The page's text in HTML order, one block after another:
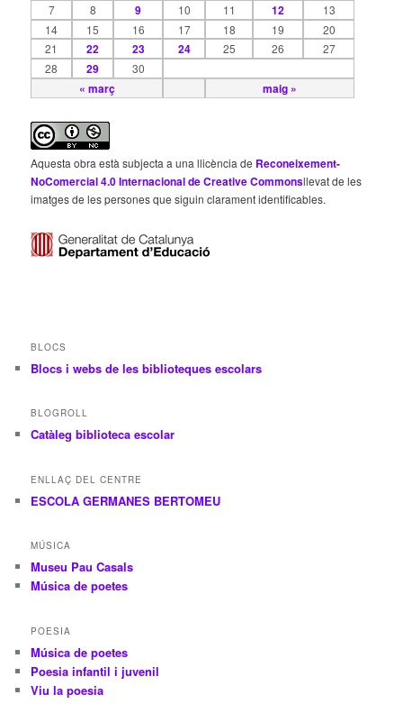
« març maig »
7 8 9 10 11 12
13
14
15 16 17 18 19
20
21
22 23 24 25 26
27
28
29 30
Aquesta obra està subjecta a una llicència de Reconeixement-
NoComercial 4.0 Internacional de Creative Commonsllevat de les
imatges de les persones que siguin clarament identificables.
BLOCS
Blocs i webs de les biblioteques escolars
BLOGROLL
Catàleg biblioteca escolar
ENLLAÇ DEL CENTRE
ESCOLA GERMANES BERTOMEU
MÚSICA
Museu Pau Casals
Música de poetes
POESIA
Música de poetes
Poesia infantil i juvenil
Viu la poesia